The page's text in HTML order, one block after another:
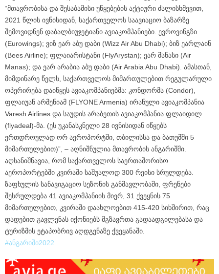
“მთავრობისა და შესაბამისი უწყებების აქტიური ძალისხმევით,
2021 წლის ივნისიდან, საქართველოს საავიაციო ბაზარზე
შემოვიდნენ დაბალბიუჯეტიანი ავიაკომპანიები: ევროვინგზი
(Eurowings); ვიზ ეარ აბუ დაბი (Wizz Air Abu Dhabi); ბიზ ეარლაინ
(Bees Airline); ფლაიარისტანი (FlyArystan); ეარ მანასი (Air
Manas); და ეარ არაბია აბუ დაბი (Air Arabia Abu Dhabi). ამასთან,
მიმდინარე წელს, საქართველოს მიმართულებით რეგულარული
ოპერირება დაიწყეს ავიაკომპანიებმა: კონდორმა (Condor),
ფლაიუან არმენიამ (FLYONE Armenia) ირანული ავიაკომპანია
Varesh Airlines და საუდის არაბეთის ავიაკომპანია ფლაიდილ
(flyadeal)-მა. (ეს უკანასკნელი 28 ივნისიდან იწყებს
ერთდროულად ორ აეროპორტში, თბილისსა და ბათუმში 5
მიმართულებით)”, – აღნიშნულია მთავრობის ანგარიშში.
აღსანიშნავია, რომ საქართველოს საერთაშორისო
აეროპორტებში კვირაში საშუალოდ 300 რეისი სრულდება.
ზაფხულის სანავიგაციო სეზონის განმავლობაში, ფრენები
შესრულდება 41 ავიაკომპანიის მიერ, 31 ქვეყნის 75
მიმართულებით, კვირაში დაახლოებით 415-420 სიხშირით, რაც
დადებით გავლენას იქონიებს მგზავრთა გადაადგილებასა და
ტურიზმის ეტაპობრივ აღდგენაზე ქვეყანაში.
#ანგარიში2022